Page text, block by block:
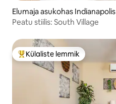
Elumaja asukohas Indianapolis
Peatu stiilis: South Village
Külaliste suur lemmik
Külaliste lemmik